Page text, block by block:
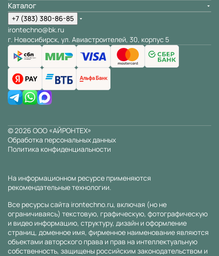
Каталог
+7 (383) 380-86-85
irontechno@bk.ru
г. Новосибирск, ул. Авиастроителей, 30, корпус 5
© 2026 ООО «АЙРОНТЕХ»
Обработка персональных данных
Политика конфиденциальности
На информационном ресурсе применяются
рекомендательные технологии.
Все ресурсы сайта irontechno.ru, включая (но не
ограничиваясь) текстовую, графическую, фотографическую
и видео информацию, структуру, дизайн и оформление
страниц, доменное имя, фирменное наименование являются
объектами авторского права и прав на интеллектуальную
собственность, защищены российским законодательством и